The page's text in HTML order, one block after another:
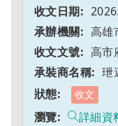
高雄
高市
玴
收文
詳細資